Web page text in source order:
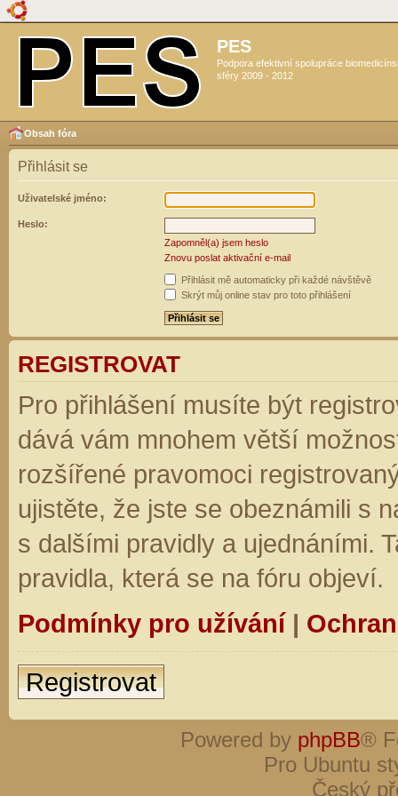
PES
Podpora efektivní spolupráce
sféry 2009 - 2012
Obsah fóra
Přihlásit se
Uživatelské jméno:
Heslo:
Zapomněl(a) jsem heslo
Znovu poslat aktivační e-mail
Přihlásit mě automaticky při každé návštěvě
Skrýt můj online stav pro toto přihlášení
REGISTROVAT
Pro přihlášení musíte být
dává vám mnohem větší
rozšířené pravomoci
ujistěte, že jste se obeznámili s
s dalšími pravidly a ujednáními.
pravidla, která se na fóru objeví.
Podmínky pro užívání|
Registrovat
Powered by phpBB®
Pro Ubuntu
Český